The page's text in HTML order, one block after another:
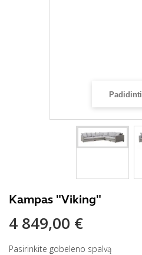
Padidinti
Kampas "Viking"
4 849,00 €
Pasirinkite gobeleno spalvą